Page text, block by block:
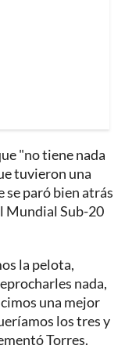
"no tiene nada
tuvieron una
se paró bien atrás
Mundial Sub-20
la pelota,
nada,
una mejor
los tres y
Torres.